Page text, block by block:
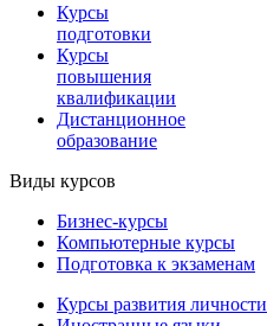
Курсы
подготовки
Курсы
повышения
квалификации
Дистанционное
образование
Виды курсов
Бизнес-курсы
Компьютерные курсы
Подготовка к экзаменам
Курсы развития личности